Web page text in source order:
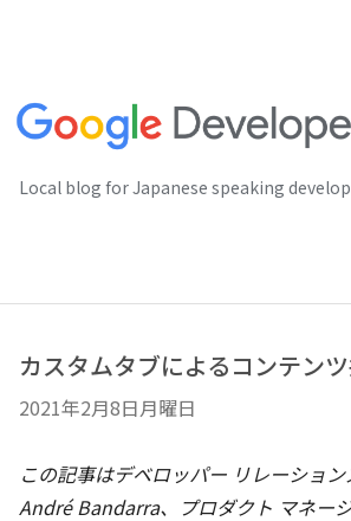
Local blog for Japanese speaking
カスタムタブによるコンテン
2021年2月8日月曜日
この記事はデベロッパー リレーション
André Bandarra、プロダクト マネー